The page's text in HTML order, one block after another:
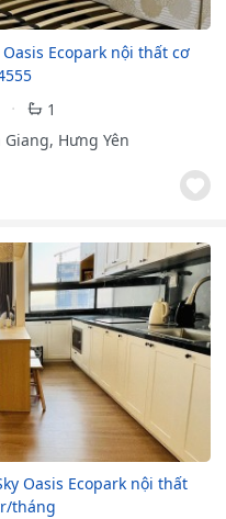
Ecopark nội thất cơ
1
Giang, Hưng Yên
Oasis Ecopark nội thất
tháng